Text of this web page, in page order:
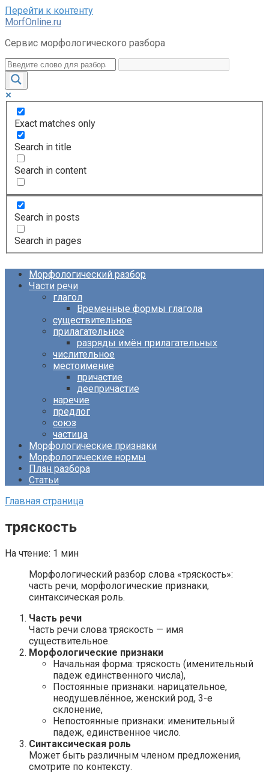
Перейти к контенту
MorfOnline.ru
Сервис морфологического разбора
Exact matches only
Search in title
Search in content
Search in posts
Search in pages
Морфологический разбор
Части речи
глагол
Временные формы глагола
существительное
прилагательное
разряды имён прилагательных
числительное
местоимение
причастие
деепричастие
наречие
предлог
союз
частица
Морфологические признаки
Морфологические нормы
План разбора
Статьи
Главная страница
тряскость
На чтение: 1 мин
Морфологический разбор слова «тряскость»:
часть речи, морфологические признаки,
синтаксическая роль.
Часть речи
Часть речи слова тряскость — имя
существительное.
Морфологические признаки
Начальная форма: тряскость (именительный
падеж единственного числа),
Постоянные признаки: нарицательное,
неодушевлённое, женский род, 3-е
склонение,
Непостоянные признаки: именительный
падеж, единственное число.
Синтаксическая роль
Может быть различным членом предложения,
смотрите по контексту.